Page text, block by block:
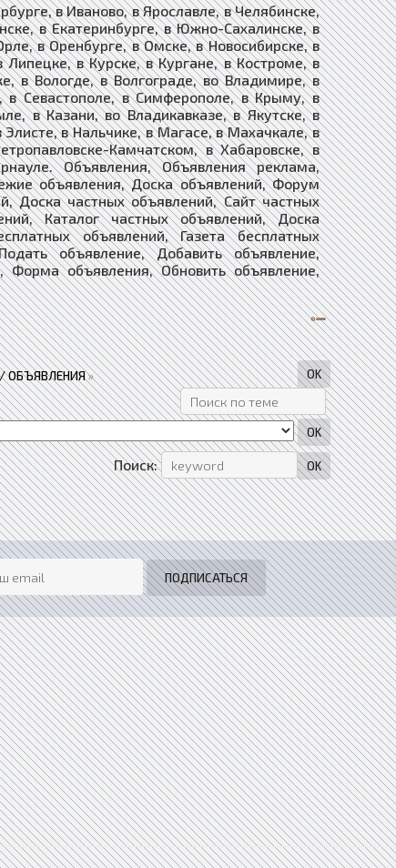
в Иваново, в Ярославле, в Челябинске,
в Екатеринбурге, в Южно-Сахалинске, в
в Оренбурге, в Омске, в Новосибирске, в
в Курске, в Кургане, в Костроме, в
в Вологде, в Волгограде, во Владимире, в
в Севастополе, в Симферополе, в Крыму, в
в Казани, во Владикавказе, в Якутске, в
в Нальчике, в Магасе, в Махачкале, в
Камчатском, в Хабаровске, в
Объявления, Объявления реклама,
объявления, Доска объявлений, Форум
Доска частных объявлений, Сайт частных
Каталог частных объявлений, Доска
объявлений, Газета бесплатных
объявление, Добавить объявление,
Форма объявления, Обновить объявление,
ОБЪЯВЛЕНИЯ»
Поиск: